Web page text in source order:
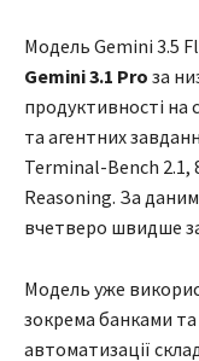
Модель Gemini 3.5
Gemini 3.1 Pro за
продуктивності на
та агентних
Terminal-Bench 2.1,
Reasoning. За
вчетверо швидше
Модель уже
зокрема банками
автоматизації